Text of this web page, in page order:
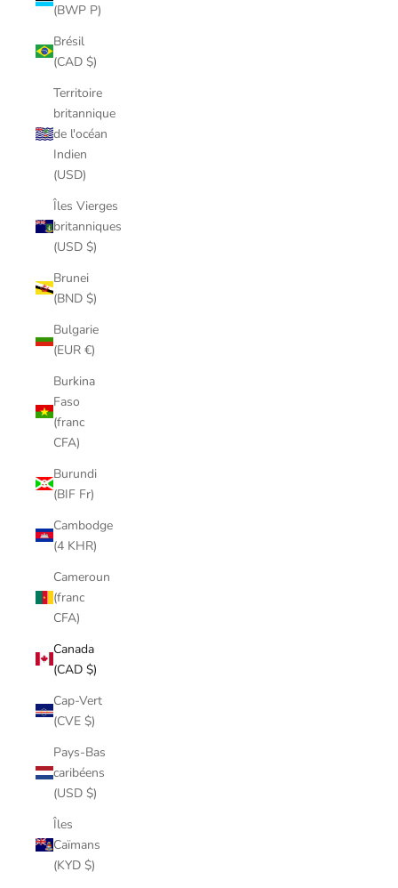
(BWP P)
Brésil
(CAD $)
Territoire
britannique
de l'océan
Indien
(USD)
Îles Vierges
britanniques
(USD $)
Brunei
(BND $)
Bulgarie
(EUR €)
Burkina
Faso
(franc
CFA)
Burundi
(BIF Fr)
Cambodge
(4 KHR)
Cameroun
(franc
CFA)
Canada
(CAD $)
Cap-Vert
(CVE $)
Pays-Bas
caribéens
(USD $)
Îles
Caïmans
(KYD $)